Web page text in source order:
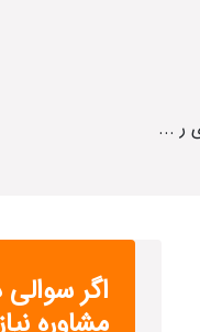
اگر سوالی